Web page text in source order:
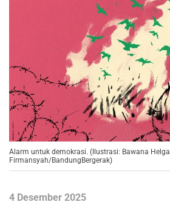
Alarm untuk demokrasi. (Ilustrasi: Bawana Helga
Firmansyah/BandungBergerak)
4 Desember 2025